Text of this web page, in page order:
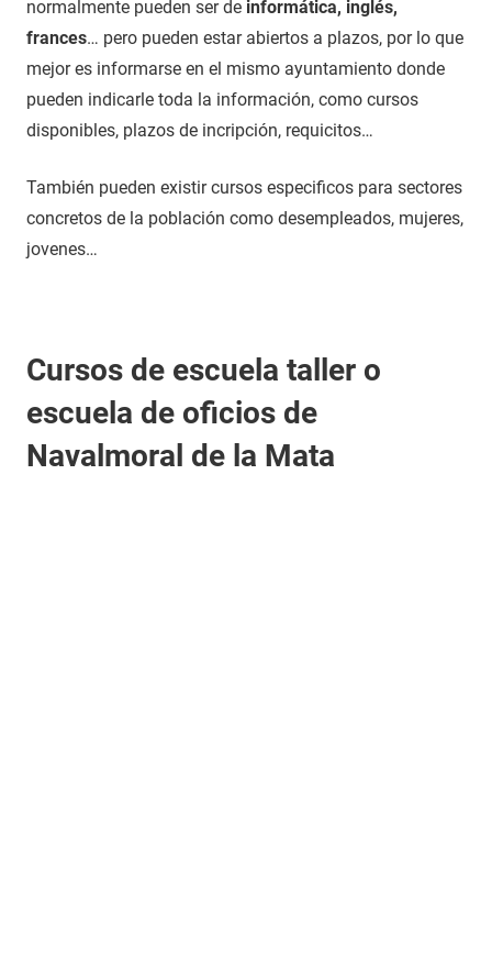
normalmente pueden ser de informática, inglés,
frances… pero pueden estar abiertos a plazos, por lo que
mejor es informarse en el mismo ayuntamiento donde
pueden indicarle toda la información, como cursos
disponibles, plazos de incripción, requicitos…
También pueden existir cursos especificos para sectores
concretos de la población como desempleados, mujeres,
jovenes…
Cursos de escuela taller o
escuela de oficios de
Navalmoral de la Mata